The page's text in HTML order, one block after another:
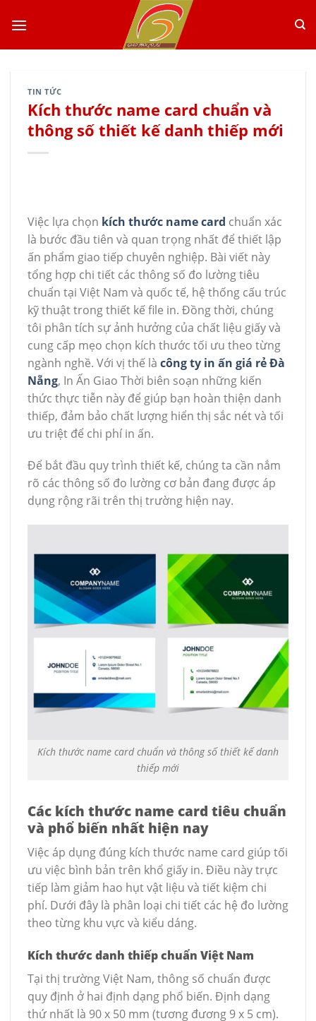
TIN TỨC
Kích thước name card chuẩn và
thông số thiết kế danh thiếp mới
Việc lựa chọn kích thước name card chuẩn xác
là bước đầu tiên và quan trọng nhất để thiết lập
ấn phẩm giao tiếp chuyên nghiệp. Bài viết này
tổng hợp chi tiết các thông số đo lường tiêu
chuẩn tại Việt Nam và quốc tế, hệ thống cấu trúc
kỹ thuật trong thiết kế file in. Đồng thời, chúng
tôi phân tích sự ảnh hưởng của chất liệu giấy và
cung cấp mẹo chọn kích thước tối ưu theo từng
ngành nghề. Với vị thế là công ty in ấn giá rẻ Đà
Nẵng, In Ấn Giao Thời biên soạn những kiến
thức thực tiễn này để giúp bạn hoàn thiện danh
thiếp, đảm bảo chất lượng hiển thị sắc nét và tối
ưu triệt để chi phí in ấn.
Để bắt đầu quy trình thiết kế, chúng ta cần nắm
rõ các thông số đo lường cơ bản đang được áp
dụng rộng rãi trên thị trường hiện nay.
Kích thước name card chuẩn và thông số thiết kế danh
thiếp mới
Các kích thước name card tiêu chuẩn
và phổ biến nhất hiện nay
Việc áp dụng đúng kích thước name card giúp tối
ưu việc bình bản trên khổ giấy in. Điều này trực
tiếp làm giảm hao hụt vật liệu và tiết kiệm chi
phí. Dưới đây là phân loại chi tiết các hệ đo lường
theo từng khu vực và kiểu dáng.
Kích thước danh thiếp chuẩn Việt Nam
Tại thị trường Việt Nam, thông số chuẩn được
quy định ở hai định dạng phổ biến. Định dạng
thứ nhất là 90 x 50 mm (tương đương 9 x 5 cm).